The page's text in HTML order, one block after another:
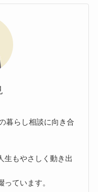
暮らし相談に向き合
生もやさしく動き出
ています。